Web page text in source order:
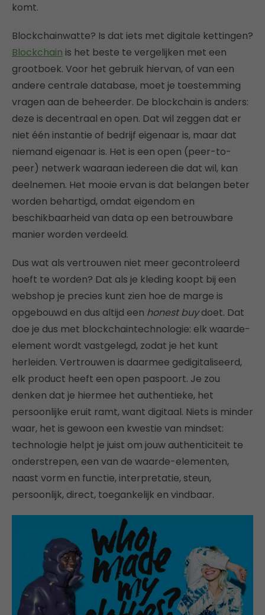
komt.
Blockchainwatte? Is dat iets met digitale kettingen?
Blockchain is het beste te vergelijken met een
grootboek. Voor het gebruik hiervan, of van een
andere centrale database, moet je toestemming
vragen aan de beheerder. De blockchain is anders:
deze is decentraal en open. Dat wil zeggen dat er
niet één instantie of bedrijf eigenaar is, maar dat
niemand eigenaar is. Het is een open (peer-to-
peer) netwerk waaraan iedereen die dat wil, kan
deelnemen. Het mooie ervan is dat belangen beter
worden behartigd, omdat eigendom en
beschikbaarheid van data op een betrouwbare
manier worden verdeeld.
Dus wat als vertrouwen niet meer gecontroleerd
hoeft te worden? Dat als je kleding koopt bij een
webshop je precies kunt zien hoe de marge is
opgebouwd en dus altijd een honest buydoet. Dat
doe je dus met blockchaintechnologie: elk waarde-
element wordt vastgelegd, zodat je het kunt
herleiden. Vertrouwen is daarmee gedigitaliseerd,
elk product heeft een open paspoort. Je zou
denken dat je hiermee het authentieke, het
persoonlijke eruit ramt, want digitaal. Niets is minder
waar, het is gewoon een kwestie van mindset:
technologie helpt je juist om jouw authenticiteit te
onderstrepen, een van de waarde-elementen,
naast vorm en functie, interpretatie, steun,
persoonlijk, direct, toegankelijk en vindbaar.